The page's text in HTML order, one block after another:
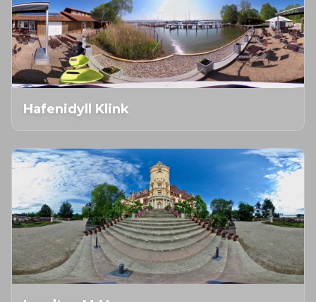
Hafenidyll Klink